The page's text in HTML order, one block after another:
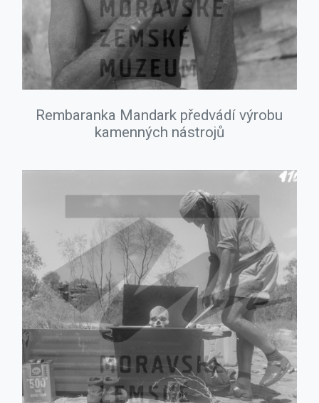
Rembaranka Mandark předvádí výrobu
kamenných nástrojů